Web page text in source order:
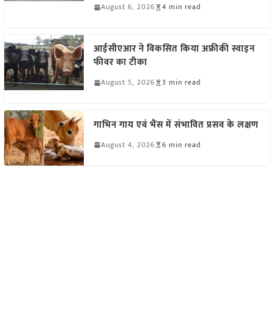
August 6, 2026 4 min read
आईसीएआर ने विकसित किया अफ्रीकी स्वाइन
फीवर का टीका
August 5, 2026 3 min read
गाभिन गाय एवं भैंस में संभावित प्रसव के लक्षण
August 4, 2026 6 min read